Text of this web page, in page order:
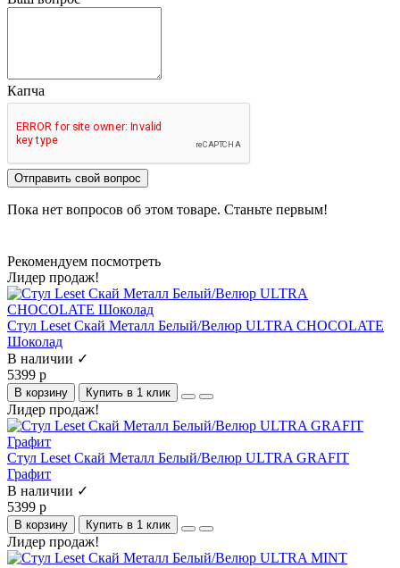
Капча
Отправить свой вопрос
Пока нет вопросов об этом товаре. Станьте первым!
Рекомендуем посмотреть
Лидер продаж!
Стул Leset Скай Металл Белый/Велюр ULTRA CHOCOLATE
Шоколад
В наличии ✓
5399 р
В корзину Купить в 1 клик
Лидер продаж!
Стул Leset Скай Металл Белый/Велюр ULTRA GRAFIT
Графит
В наличии ✓
5399 р
В корзину Купить в 1 клик
Лидер продаж!